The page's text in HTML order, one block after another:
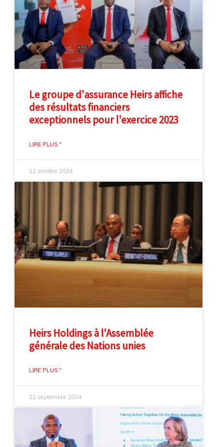
Le groupe d'assurance Heirs affiche
des résultats financiers
exceptionnels pour l'exercice 2023
LIRE PLUS "
11 octobre 2024
Heirs Holdings à l'Assemblée
générale des Nations unies
LIRE PLUS "
21 septembre 2024